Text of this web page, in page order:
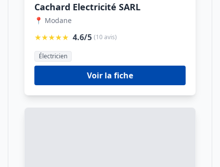
Cachard Electricité SARL
📍 Modane
★★★★★ 4.6/5 (10 avis)
Électricien
Voir la fiche